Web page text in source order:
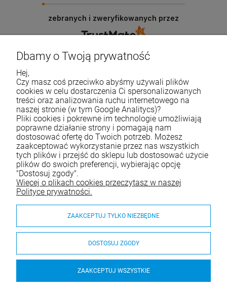
zebranych i zweryfikowanych przez
Życzymy udanych zakupów
Skontaktuj się z nami
Tel.:
790 788 353
E-mail: e-sklep@waterjoy.pl
Pomoc
O nas
Dbamy o Twoją prywatność
Hej,
Czy masz coś przeciwko abyśmy używali plików
cookies w celu dostarczenia Ci spersonalizowanych
treści oraz analizowania ruchu internetowego na
naszej stronie (w tym Google Analitycs)?
Pliki cookies i pokrewne im technologie umożliwiają
poprawne działanie strony i pomagają nam
dostosować ofertę do Twoich potrzeb. Możesz
zaakceptować wykorzystanie przez nas wszystkich
tych plików i przejść do sklepu lub dostosować użycie
plików do swoich preferencji, wybierając opcję
"Dostosuj zgody".
Więcej o plikach cookies przeczytasz w naszej
Polityce prywatności.
ZAAKCEPTUJ TYLKO NIEZBĘDNE
DOSTOSUJ ZGODY
ZAAKCEPTUJ WSZYSTKIE